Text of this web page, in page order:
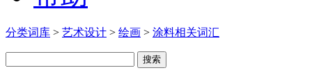
分类词库 > 艺术设计 > 绘画 > 涂料相关词汇